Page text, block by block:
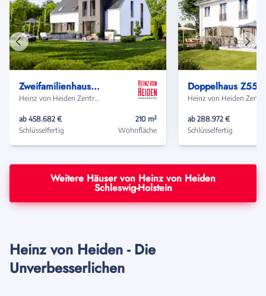
Zweifamilienhaus 881
Heinz von Heiden Zentrale
ab 458.682 €
Schlüsselfertig
210 m²
Wohnfläche
Doppelhaus Z554
ab 288.972 €
Schlüsselfertig
Vorheriges
Haus
Haus
Weitere Häuser von Heinz von Heiden
Schleswig-Holstein
Heinz von Heiden - Die
Unverbesserlichen